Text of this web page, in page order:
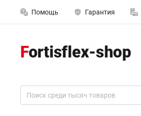
Помощь Гарантия